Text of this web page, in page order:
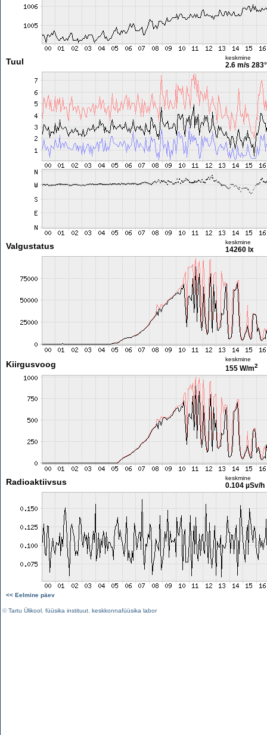
Tuul keskmine
2.6 m/s 283°
Valgustatus keskmine
14260 lx
Kiirgusvoog
keskmine
155 W/m2
Radioaktiivsus keskmine
0.104 µSv/h
<< Eelmine päev
©Tartu Ülikool füüsika instituut keskkonnafüüsika labor